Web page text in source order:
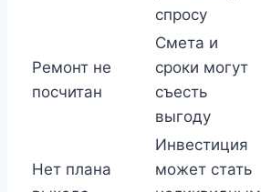
спросу
Ремонт не
посчитан
Смета и
сроки могут
съесть
выгоду
Нет плана
Инвестиция
может стать